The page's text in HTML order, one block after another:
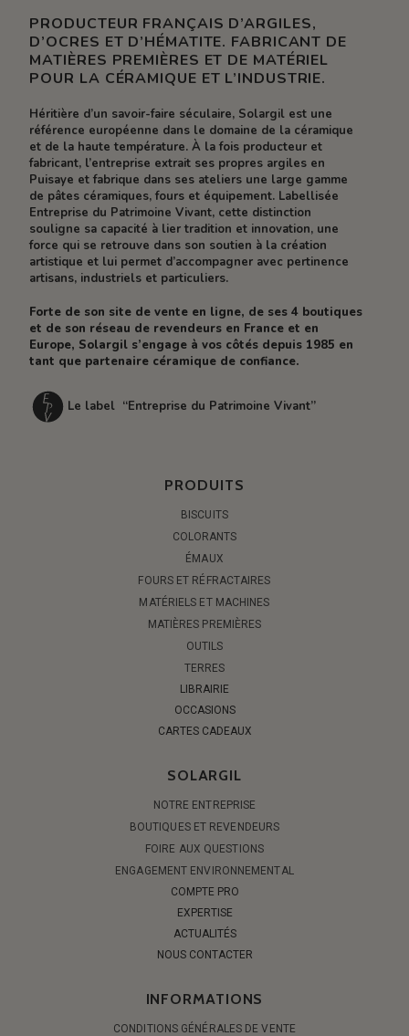
PRODUCTEUR FRANÇAIS D’ARGILES,
D’OCRES ET D’HÉMATITE. FABRICANT DE
MATIÈRES PREMIÈRES ET DE MATÉRIEL
POUR LA CÉRAMIQUE ET L’INDUSTRIE.
Héritière d’un savoir-faire séculaire, Solargil est une
référence européenne dans le domaine de la céramique
et de la haute température. À la fois producteur et
fabricant, l’entreprise extrait ses propres argiles en
Puisaye et fabrique dans ses ateliers une large gamme
de pâtes céramiques, fours et équipement. Labellisée
Entreprise du Patrimoine Vivant, cette distinction
souligne sa capacité à lier tradition et innovation, une
force qui se retrouve dans son soutien à la création
artistique et lui permet d’accompagner avec pertinence
artisans, industriels et particuliers.
Forte de son site de vente en ligne, de ses 4 boutiques
et de son réseau de revendeurs en France et en
Europe, Solargil s’engage à vos côtés depuis 1985 en
tant que partenaire céramique de confiance.
Le label “Entreprise du Patrimoine Vivant”
PRODUITS
BISCUITS
COLORANTS
ÉMAUX
FOURS ET RÉFRACTAIRES
MATÉRIELS ET MACHINES
MATIÈRES PREMIÈRES
OUTILS
TERRES
LIBRAIRIE
OCCASIONS
CARTES CADEAUX
SOLARGIL
NOTRE ENTREPRISE
BOUTIQUES ET REVENDEURS
FOIRE AUX QUESTIONS
ENGAGEMENT ENVIRONNEMENTAL
COMPTE PRO
EXPERTISE
ACTUALITÉS
NOUS CONTACTER
INFORMATIONS
CONDITIONS GÉNÉRALES DE VENTE